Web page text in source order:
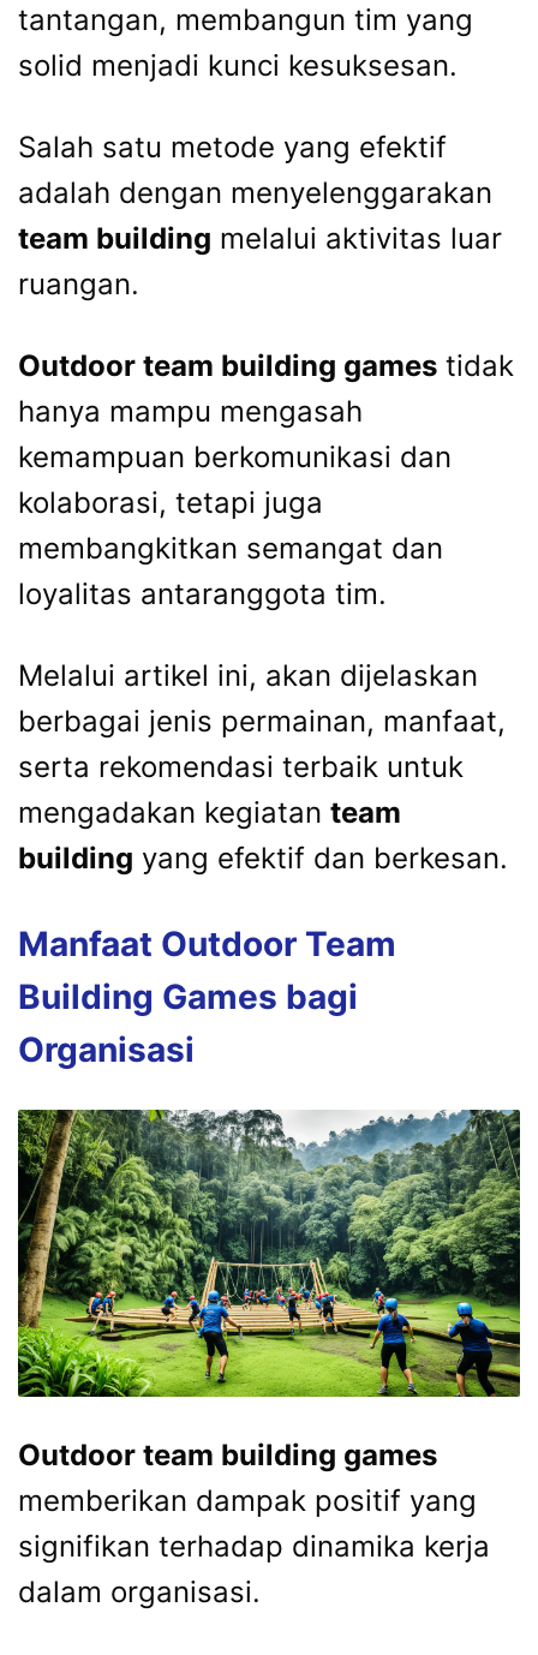
tantangan, membangun tim yang
solid menjadi kunci kesuksesan.
Salah satu metode yang efektif
adalah dengan menyelenggarakan
team building melalui aktivitas luar
ruangan.
Outdoor team building games tidak
hanya mampu mengasah
kemampuan berkomunikasi dan
kolaborasi, tetapi juga
membangkitkan semangat dan
loyalitas antaranggota tim.
Melalui artikel ini, akan dijelaskan
berbagai jenis permainan, manfaat,
serta rekomendasi terbaik untuk
mengadakan kegiatan team
building yang efektif dan berkesan.
Manfaat Outdoor Team
Building Games bagi
Organisasi
Outdoor team building games
memberikan dampak positif yang
signifikan terhadap dinamika kerja
dalam organisasi.